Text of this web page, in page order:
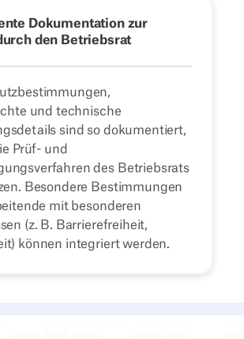
Dokumentation zur
den Betriebsrat
und technische
sind so dokumentiert,
Prüf- und
des Betriebsrats
Besondere Bestimmungen
mit besonderen
(z. B. Barrierefreiheit,
können integriert werden.